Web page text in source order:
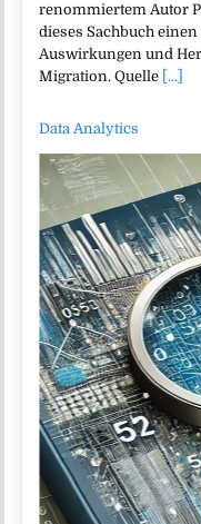
renommiertem Autor
dieses Sachbuch
Auswirkungen und
Migration. Quelle [...]
Data Analytics